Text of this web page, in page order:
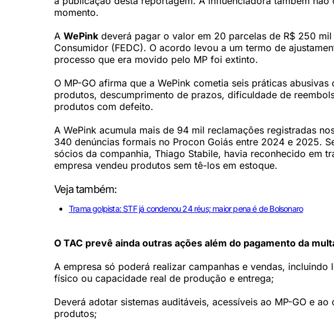
momento.
A WePink deverá pagar o valor em 20 parcelas de R$ 250
Consumidor (FEDC). O acordo levou a um termo de
processo que era movido pelo MP foi extinto.
O MP-GO afirma que a WePink cometia seis práticas
produtos, descumprimento de prazos, dificuldade de
produtos com defeito.
A WePink acumula mais de 94 mil reclamações registradas
340 denúncias formais no Procon Goiás entre 2024 e 2025.
sócios da companhia, Thiago Stabile, havia reconhecido em
empresa vendeu produtos sem tê-los em estoque.
Veja também:
Trama golpista: STF já condenou 24 réus; maior pena é de Bolsonaro
O TAC prevê ainda outras ações além do pagamento da
A empresa só poderá realizar campanhas e vendas,
físico ou capacidade real de produção e entrega;
Deverá adotar sistemas auditáveis, acessíveis ao MP-GO e
produtos;